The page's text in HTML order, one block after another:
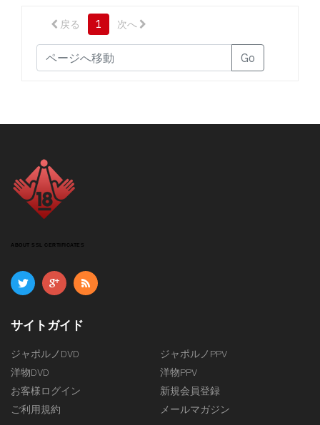
戻る 1 次へ
Go
ABOUT SSL CERTIFICATES
サイトガイド
ジャポルノDVD
ジャポルノPPV
洋物DVD
洋物PPV
お客様ログイン
新規会員登録
ご利用規約
メールマガジン